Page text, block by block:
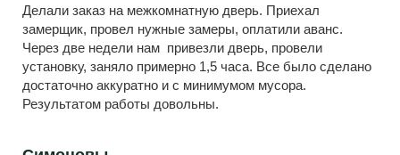
Делали заказ на межкомнатную дверь. Приехал
замерщик, провел нужные замеры, оплатили аванс.
Через две недели нам привезли дверь, провели
установку, заняло примерно 1,5 часа. Все было сделано
достаточно аккуратно и с минимумом мусора.
Результатом работы довольны.